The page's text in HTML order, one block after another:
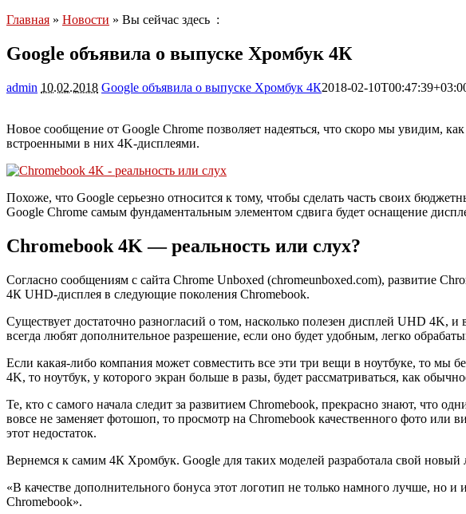
Главная » Новости » Вы сейчас здесь :
Google объявила о выпуске Хромбук 4К
admin 10.02.2018 Google объявила о выпуске Хромбук 4К2018-02-
Новое сообщение от Google Chrome позволяет надеяться, что скоро мы увидим,
встроенными в них 4K-дисплеями.
Похоже, что Google серьезно относится к тому, чтобы сделать часть своих
Google Chrome самым фундаментальным элементом сдвига будет оснащение
Chromebook 4K — реальность или слух?
Согласно сообщениям с сайта Chrome Unboxed (chromeunboxed.com), развитие
4К UHD-дисплея в следующие поколения Chromebook.
Cуществует достаточно разногласий о том, насколько полезен дисплей UHD 4K,
всегда любят дополнительное разрешение, если оно будет удобным, легко
Если какая-либо компания может совместить все эти три вещи в ноутбуке, то мы
4K, то ноутбук, у которого экран больше в разы, будет рассматриваться, как
Те, кто с самого начала следит за развитием Chromebook, прекрасно знают, что
вовсе не заменяет фотошоп, то просмотр на Chromebook качественного фото
этот недостаток.
Вернемся к самим 4К Хромбук. Google для таких моделей разработала свой
«В качестве дополнительного бонуса этот логотип не только намного лучше, но
Chromebook».